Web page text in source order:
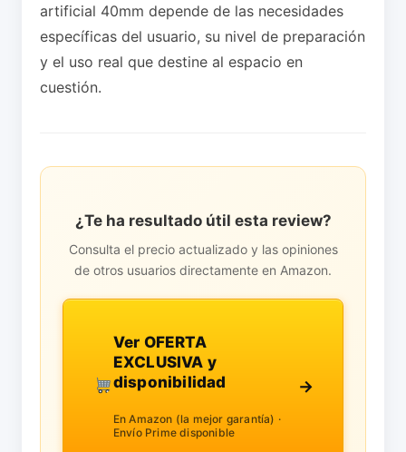
artificial 40mm depende de las necesidades
específicas del usuario, su nivel de preparación
y el uso real que destine al espacio en
cuestión.
¿Te ha resultado útil esta review?
Consulta el precio actualizado y las opiniones
de otros usuarios directamente en Amazon.
Ver OFERTA
EXCLUSIVA y
disponibilidad
En Amazon (la mejor garantía) ·
Envío Prime disponible
→